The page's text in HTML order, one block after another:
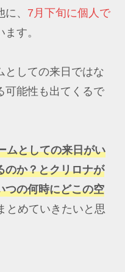
、 7月下旬に個人で
ます。
としての来日ではな
可能性も出てくるで
ムとしての来日がい
のか？とクリロナが
つの何時にどこの空
とめていきたいと思